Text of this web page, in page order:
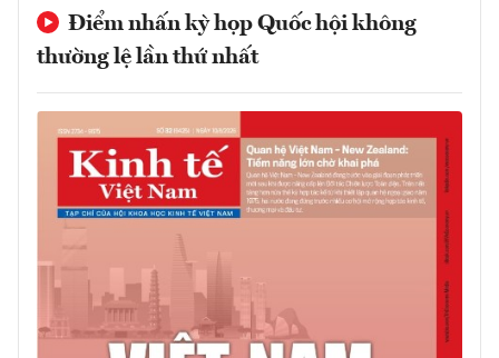
Điểm nhấn kỳ họp Quốc hội không
thường lệ lần thứ nhất